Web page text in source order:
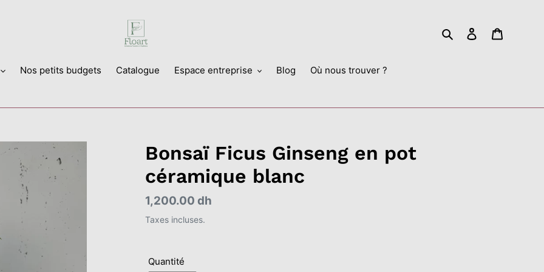
RechercherSe connecter
Nos petits budgets Catalogue Espace entreprise Blog Où nous trouver ?
Bonsaï Ficus Ginseng en pot
céramique blanc
Prix
normal
1,200.00 dh
Taxes incluses.
Quantité